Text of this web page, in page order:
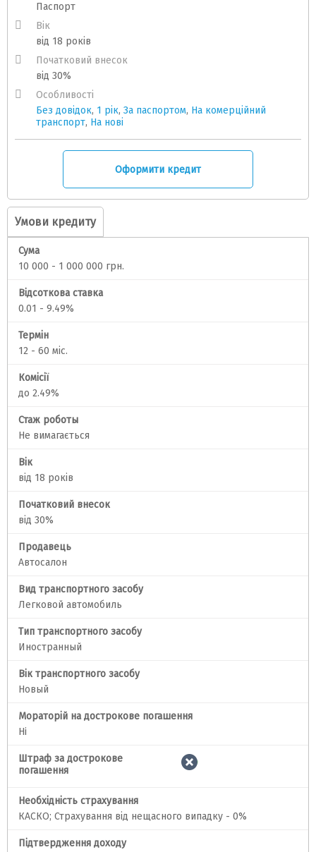
Паспорт
Вік
від 18 років
Початковий внесок
від 30%
Особливості
Без довідок, 1 рік, За паспортом, На комерційний
транспорт, На нові
Оформити кредит
Умови кредиту
Сума
10 000 - 1 000 000 грн.
Відсоткова ставка
0.01 - 9.49%
Термін
12 - 60 міс.
Комісії
до 2.49%
Стаж роботы
Не вимагається
Вік
від 18 років
Початковий внесок
від 30%
Продавець
Автосалон
Вид транспортного засобу
Легковой автомобиль
Тип транспортного засобу
Иностранный
Вік транспортного засобу
Новый
Мораторій на дострокове погашення
Нi
Штраф за дострокове
погашення
Необхідність страхування
КАСКО; Страхування від нещасного випадку - 0%
Підтвердження доходу